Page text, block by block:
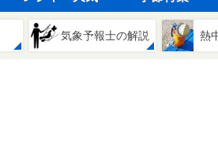
気象予報士の解説 熱